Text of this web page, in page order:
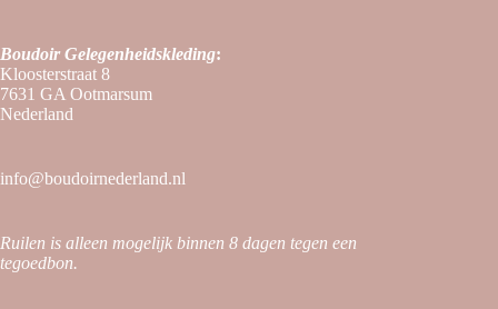
Boudoir Gelegenheidskleding:
Kloosterstraat 8
7631 GA Ootmarsum
Nederland
info@boudoirnederland.nl
Ruilen is alleen mogelijk binnen 8 dagen tegen een
tegoedbon.